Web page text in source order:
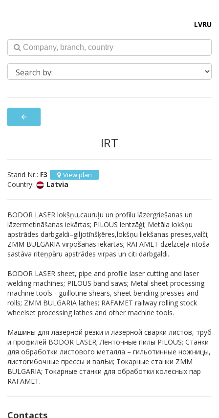
LVRU
arrow_back
IRT
Stand Nr.: F3 View plan
Country: Latvia
BODOR LASER lokšņu,cauruļu un profilu lāzergriešanas un
lāzermetināšanas iekārtas; PILOUS lentzāģi; Metāla lokšņu
apstrādes darbgaldi–giljotīnšķēres,lokšņu liekšanas preses,valči;
ZMM BULGARIA virpošanas iekārtas; RAFAMET dzelzceļa ritošā
sastāva riteņpāru apstrādes virpas un citi darbgaldi.
BODOR LASER sheet, pipe and profile laser cutting and laser
welding machines; PILOUS band saws; Metal sheet processing
machine tools - guillotine shears, sheet bending presses and
rolls; ZMM BULGARIA lathes; RAFAMET railway rolling stock
wheelset processing lathes and other machine tools.
Машины для лазерной резки и лазерной сварки листов, труб
и профилей BODOR LASER; Ленточные пилы PILOUS; Станки
для обработки листового металла – гильотинные ножницы,
листогибочные прессы и валЬи; Токарные станки ZMM
BULGARIA; Токарные станки для обработки колесных пар
RAFAMET.
Contacts